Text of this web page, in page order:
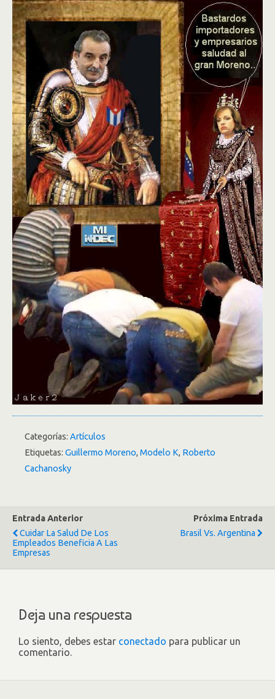
Categorías: Artículos
Etiquetas: Guillermo Moreno, Modelo K, Roberto
Cachanosky
Entrada Anterior
Cuidar La Salud De Los
Empleados Beneficia A Las
Empresas
Próxima Entrada
Brasil Vs. Argentina
Deja una respuesta
Lo siento, debes estar conectado para publicar un
comentario.